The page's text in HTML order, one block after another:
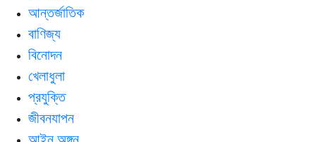
আন্তর্জাতিক
বাণিজ্য
বিনোদন
খেলাধুলা
প্রযুক্তি
জীবনযাপন